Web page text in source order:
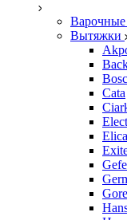
Варочные
Вытяжки
Cata
Elica